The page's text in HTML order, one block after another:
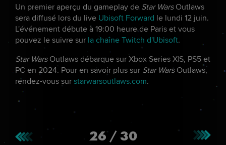
26/30
Un premier aperçu du gameplay deStar WarsOutlaws
sera diffusé lors du live Ubisoft Forward le lundi 12 juin.
L'événement débute à 19:00 heure de Paris et vous
pouvez le suivre sur la chaîne Twitch d'Ubisoft.
Star WarsOutlaws débarque sur Xbox Series X|S, PS5 et
PC en 2024. Pour en savoir plus sur Star WarsOutlaws,
rendez-vous surstarwarsoutlaws.com.